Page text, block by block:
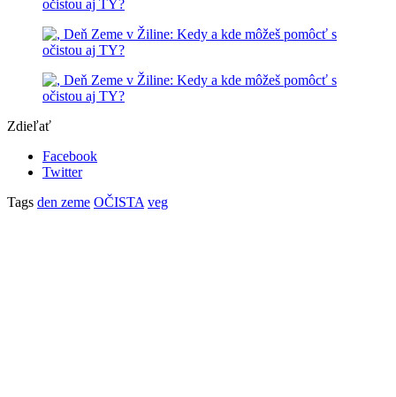
Zdieľať
Facebook
Twitter
Tags den zeme OČISTA veg